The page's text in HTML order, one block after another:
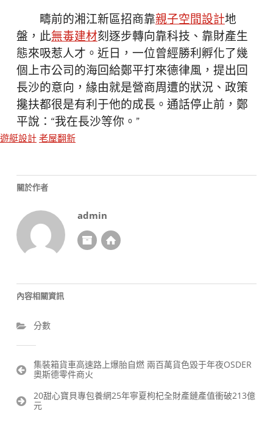
疇前的湘江新區招商靠親子空間設計地
盤，此無毒建材刻逐步轉向靠科技、靠財產生
態來吸惹人才。近日，一位曾經勝利孵化了幾
個上市公司的海回給鄭平打來德律風，提出回
長沙的意向，緣由就是營商周遭的狀況、政策
攙扶都很是有利于他的成長。通話停止前，鄭
平說：“我在長沙等你。”
遊艇設計 老屋翻新
關於作者
admin
內容相關資訊
分數
文
章
覽
集裝箱貨車高速路上爆胎自燃 兩百萬貨色毀于年夜OSDER
奧斯德零件商火
20甜心寶貝專包養網25年寧夏枸杞全財產鏈產值衝破213億
元